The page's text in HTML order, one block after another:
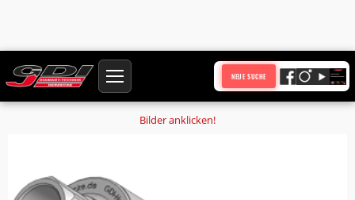
NEUE SUCHE
Startseite
Produkte
Holzbohrkrone Ø 52,5 mm Nutzlänge 450 mm Anschluss 1 1/4 Zoll UNC
Bilder anklicken!